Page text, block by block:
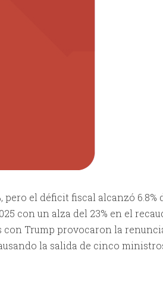
pero el déficit fiscal alcanzó 6.8%
con un alza del 23% en el
Trump provocaron la
la salida de cinco